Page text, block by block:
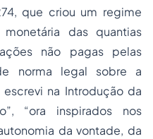
que criou um regime
das quantias
não pagas pelas
norma legal sobre a
escrevi na Introdução da
, “ora inspirados nos
da vontade, da